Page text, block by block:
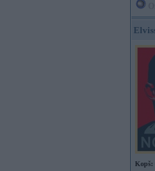
Kopš: